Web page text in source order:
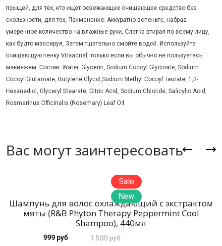
прыщей, для тех, кто ищет освежающее очищающее средство без
скользкости, для тех, Применение: Аккуратно вспеньте, набрав
умеренное количество на влажные руки, Слегка втирая по всему лицу,
как будто массируя, Затем тщательно смойте водой. Используйте
очищающую пенку Vitaacnal, только если вы обычно не пользуетесь
макияжем. Состав: Water, Glycerin, Sodium Cocoyl Glycinate, Sodium
Cocoyl Glutamate, Butylene Glycol,Sodium Methyl Cocoyl Taurate, 1,2-
Hexanediol, Glyceryl Stearate, Citric Acid, Sodium Chloride, Salicylic Acid,
Rosmarinus Officinalis (Rosemary) Leaf Oil
Вас могут заинтересовать
Sale
New
Шампунь для волос охлаждающий с экстрактом
мяты (R&B Phyton Therapy Peppermint Cool
Shampoo), 440мл
999 руб 1 500 руб